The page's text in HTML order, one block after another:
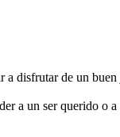
a disfrutar de un
a un ser querido o